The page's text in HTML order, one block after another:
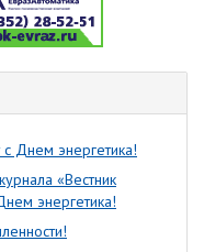
Днем энергетика!
«Вестник
энергетика!